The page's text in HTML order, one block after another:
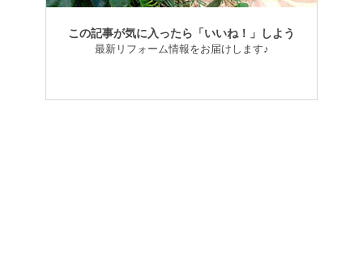
この記事が気に入ったら「いいね！」しよう
最新リフォーム情報をお届けします♪